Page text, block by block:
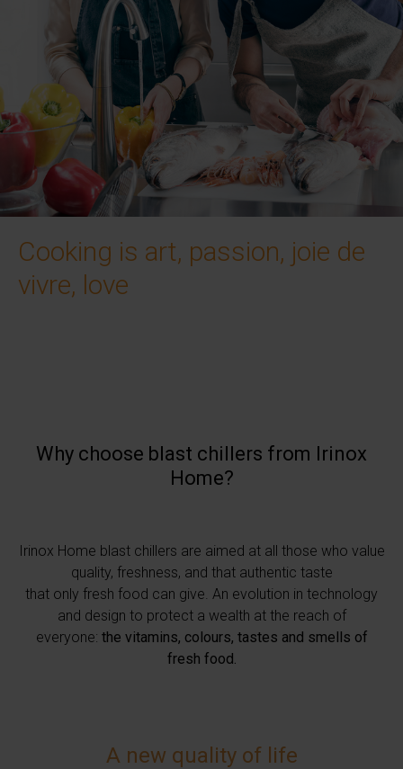
Cooking is art, passion, joie de
vivre, love
Why choose blast chillers from Irinox
Home?
Irinox Home blast chillers are aimed at all those who value
quality, freshness, and that authentic taste
that only fresh food can give. An evolution in technology
and design to protect a wealth at the reach of
everyone: the vitamins, colours, tastes and smells of
fresh food.
A new quality of life